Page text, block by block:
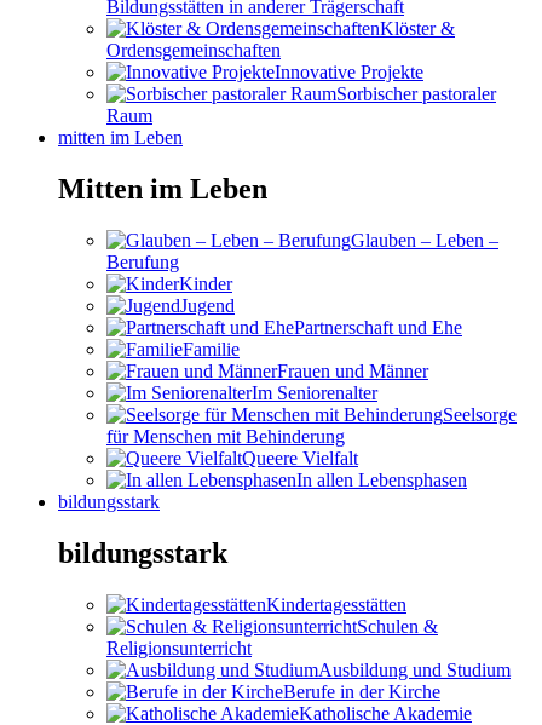
Bildungsstätten in anderer Trägerschaft
Klöster &
Ordensgemeinschaften
Innovative Projekte
Sorbischer pastoraler
Raum
mitten im Leben
Mitten im Leben
Glauben – Leben –
Berufung
Kinder
Jugend
Partnerschaft und Ehe
Familie
Frauen und Männer
Im Seniorenalter
Seelsorge
für Menschen mit Behinderung
Queere Vielfalt
In allen Lebensphasen
bildungsstark
bildungsstark
Kindertagesstätten
Schulen &
Religionsunterricht
Ausbildung und Studium
Berufe in der Kirche
Katholische Akademie